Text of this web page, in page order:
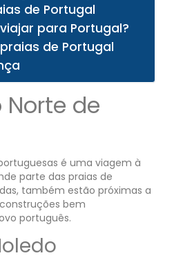
de Portugal
para Portugal?
de Portugal
Norte de
é uma viagem à
parte das praias de
também estão próximas a
bem
português.